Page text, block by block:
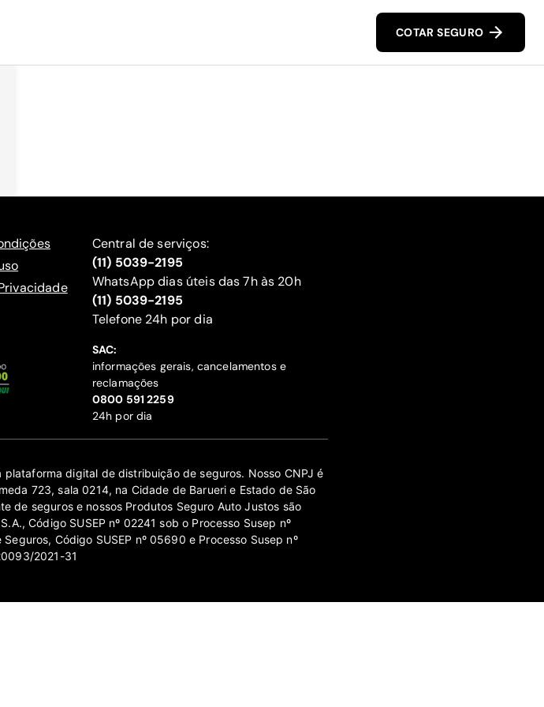
COTAR SEGURO
Central de serviços:
(11) 5039-2195
WhatsApp dias úteis das 7h às 20h
(11) 5039-2195
‍Telefone 24h por dia
SAC:
informações gerais, cancelamentos e
reclamações
‍0800 591 2259
24h por dia
digital de distribuição de seguros. Nosso CNPJ é
723, sala 0214, na Cidade de Barueri e Estado de São
de seguros e nossos Produtos Seguro Auto Justos são
Código SUSEP nº 02241 sob o Processo Susep nº
Código SUSEP nº 05690 e Processo Susep nº
2021-31